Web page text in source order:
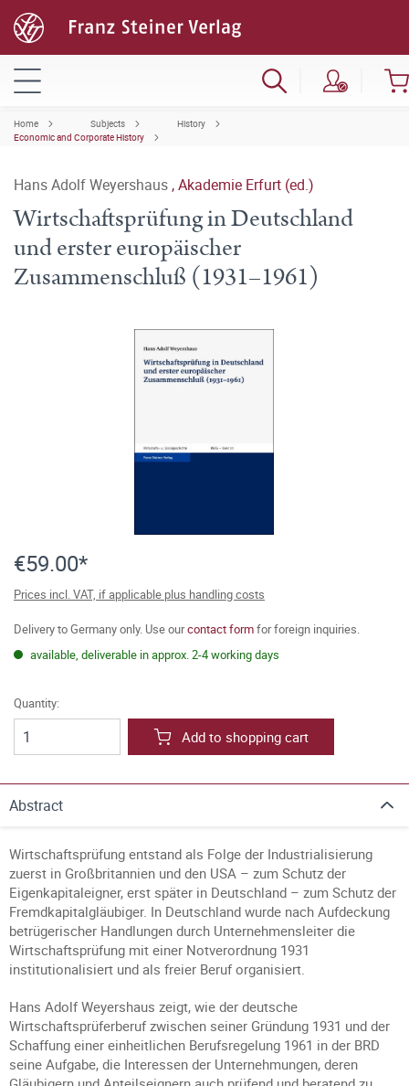
Home Subjects
History
Economic and Corporate History
Hans Adolf Weyershaus ,Akademie Erfurt (ed.)
Wirtschaftsprüfung in Deutschland
und erster europäischer
Zusammenschluß (1931–1961)
€59.00*
Prices incl. VAT, if applicable plus handling costs
Delivery to Germany only. Use ourcontact formfor foreign inquiries.
available, deliverable in approx. 2-4 working days
Quantity:
Add to shopping cart
Abstract
Wirtschaftsprüfung entstand als Folge der Industrialisierung
zuerst in Großbritannien und den USA – zum Schutz der
Eigenkapitaleigner, erst später in Deutschland – zum Schutz der
Fremdkapitalgläubiger. In Deutschland wurde nach Aufdeckung
betrügerischer Handlungen durch Unternehmensleiter die
Wirtschaftsprüfung mit einer Notverordnung 1931
institutionalisiert und als freier Beruf organisiert.
Hans Adolf Weyershaus zeigt, wie der deutsche
Wirtschaftsprüferberuf zwischen seiner Gründung 1931 und der
Schaffung einer einheitlichen Berufsregelung 1961 in der BRD
seine Aufgabe, die Interessen der Unternehmungen, deren